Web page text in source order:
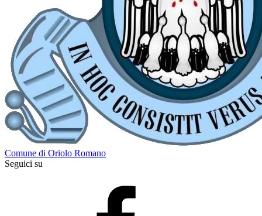
Comune di Oriolo Romano
Seguici su